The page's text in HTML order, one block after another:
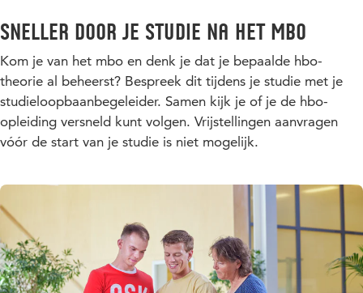
Sneller door je studie na het mbo
Kom je van het mbo en denk je dat je bepaalde hbo-
theorie al beheerst? Bespreek dit tijdens je studie met je
studieloopbaanbegeleider. Samen kijk je of je de hbo-
opleiding versneld kunt volgen. Vrijstellingen aanvragen
vóór de start van je studie is niet mogelijk.